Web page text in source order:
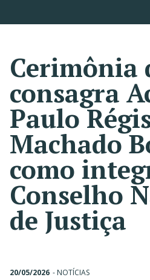
Cerimônia
consagra
Paulo
Machado
como
Conselho
de Justiça
20/05/2026 - NOTÍCIAS